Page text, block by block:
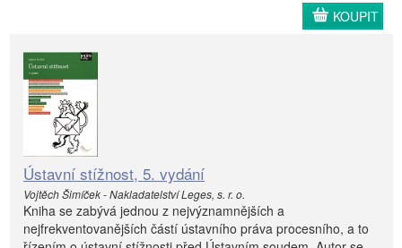
KOUPIT
Ústavní stížnost, 5. vydání
Vojtěch Šimíček - Nakladatelství Leges, s. r. o.
Kniha se zabývá jednou z nejvýznamnějších a
nejfrekventovanějších částí ústavního práva procesního, a to